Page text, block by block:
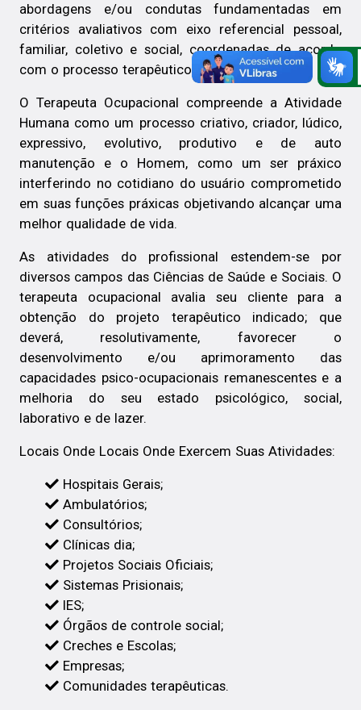
abordagens e/ou condutas fundamentadas em
critérios avaliativos com eixo referencial pessoal,
familiar, coletivo e social, coordenadas de acordo
com o processo terapêutico implementado
O Terapeuta Ocupacional compreende a Atividade
Humana como um processo criativo, criador, lúdico,
expressivo, evolutivo, produtivo e de auto
manutenção e o Homem, como um ser práxico
interferindo no cotidiano do usuário comprometido
em suas funções práxicas objetivando alcançar uma
melhor qualidade de vida.
As atividades do profissional estendem-se por
diversos campos das Ciências de Saúde e Sociais. O
terapeuta ocupacional avalia seu cliente para a
obtenção do projeto terapêutico indicado; que
deverá, resolutivamente, favorecer o
desenvolvimento e/ou aprimoramento das
capacidades psico-ocupacionais remanescentes e a
melhoria do seu estado psicológico, social,
laborativo e de lazer.
Locais Onde Locais Onde Exercem Suas Atividades:
Hospitais Gerais;
Ambulatórios;
Consultórios;
Clínicas dia;
Projetos Sociais Oficiais;
Sistemas Prisionais;
IES;
Órgãos de controle social;
Creches e Escolas;
Empresas;
Comunidades terapêuticas.